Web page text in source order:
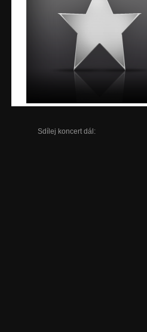
Sdílej koncert dál: